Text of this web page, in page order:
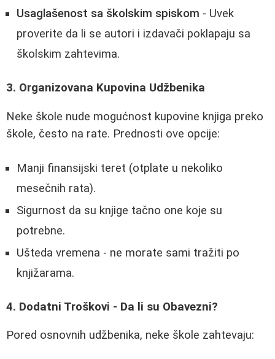
Usaglašenost sa školskim spiskom - Uvek
proverite da li se autori i izdavači poklapaju sa
školskim zahtevima.
3. Organizovana Kupovina Udžbenika
Neke škole nude mogućnost kupovine knjiga preko
škole, često na rate. Prednosti ove opcije:
Manji finansijski teret (otplate u nekoliko
mesečnih rata).
Sigurnost da su knjige tačno one koje su
potrebne.
Ušteda vremena - ne morate sami tražiti po
knjižarama.
4. Dodatni Troškovi - Da li su Obavezni?
Pored osnovnih udžbenika, neke škole zahtevaju: